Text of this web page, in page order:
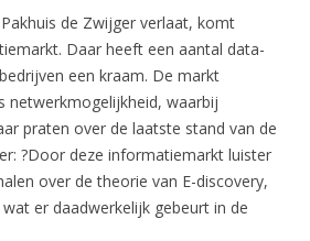
de Zwijger verlaat, komt
Daar heeft een aantal data-
een kraam. De markt
netwerkmogelijkheid, waarbij
praten over de laatste stand van de
?Door deze informatiemarkt luister
over de theorie van E-discovery,
er daadwerkelijk gebeurt in de